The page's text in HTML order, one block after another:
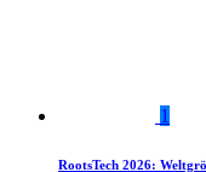
1
RootsTech 2026: